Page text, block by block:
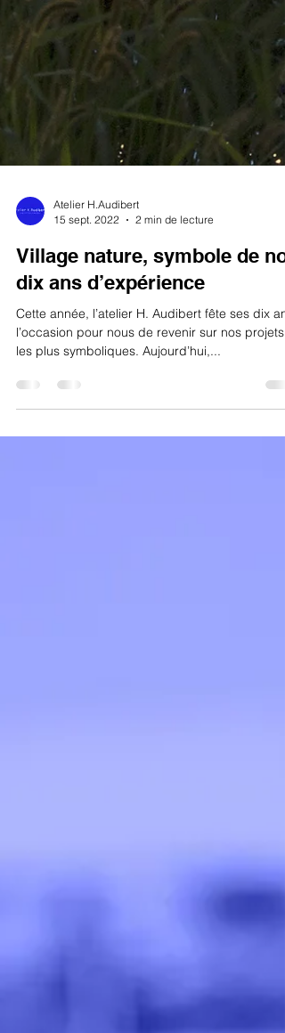
15 sept. 2022
2 min de lecture
Village nature, symbole de
dix ans d’expérience
Cette année, l’atelier H. Audibert fête ses dix
les plus symboliques. Aujourd’hui,...